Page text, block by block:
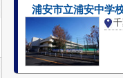
浦安市立浦安中学